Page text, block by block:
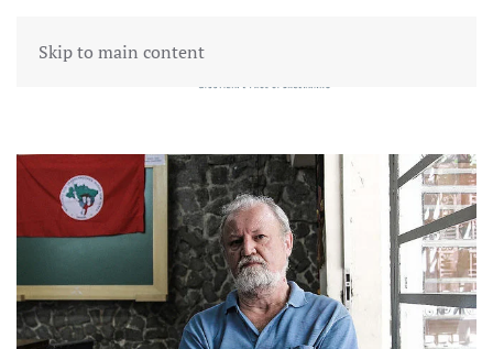
Skip to main content